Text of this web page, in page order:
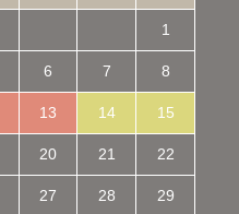
1
6 7 8
13 14 15
20 21 22
27 28 29